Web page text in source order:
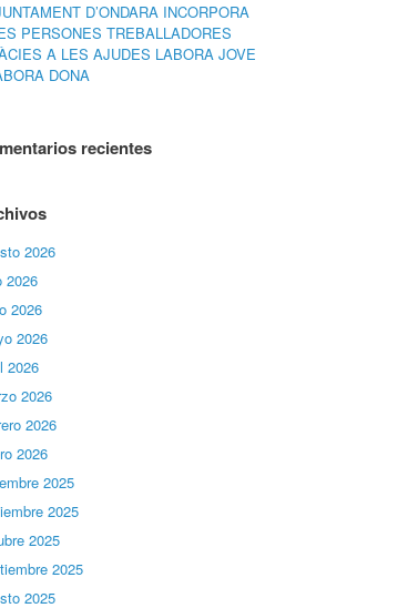
D’ONDARA INCORPORA
PERSONES TREBALLADORES
A LES AJUDES LABORA JOVE
DONA
recientes
2026
2026
2026
2026
2026
2026
2026
2026
2025
2025
2025
2025
2025